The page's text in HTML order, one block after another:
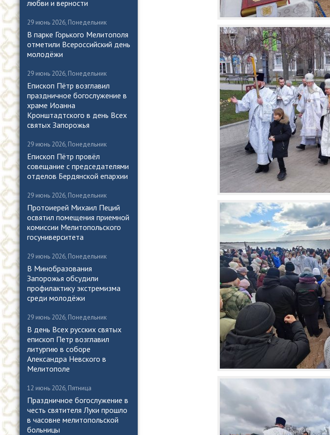
любви и верности
29 июнь 2026, Понедельник
В парке Горького Мелитополя
отметили Всероссийский день
молодёжи
29 июнь 2026, Понедельник
Епископ Пётр возглавил
праздничное богослужение в
храме Иоанна
Кронштадтского в день Всех
святых Запорожья
29 июнь 2026, Понедельник
Епископ Пётр провёл
совещание с председателями
отделов Бердянской епархии
29 июнь 2026, Понедельник
Протоиерей Михаил Пеций
освятил помещения приемной
комиссии Мелитопольского
госуниверситета
29 июнь 2026, Понедельник
В Минобразования
Запорожья обсудили
профилактику экстремизма
среди молодёжи
29 июнь 2026, Понедельник
В день Всех русских святых
епископ Петр возглавил
литургию в соборе
Александра Невского в
Мелитополе
12 июнь 2026, Пятница
Праздничное богослужение в
честь святителя Луки прошло
в часовне мелитопольской
больницы